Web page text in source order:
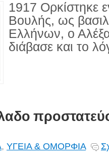
1917 Ορκίστηκε
Βουλής, ως
Ελλήνων, ο
διάβασε και το
, ΥΓΕΙΑ & ΟΜΟΡΦΙΑ